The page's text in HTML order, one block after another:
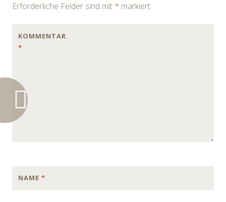
Erforderliche Felder sind mit * markiert
KOMMENTAR
*
NAME *